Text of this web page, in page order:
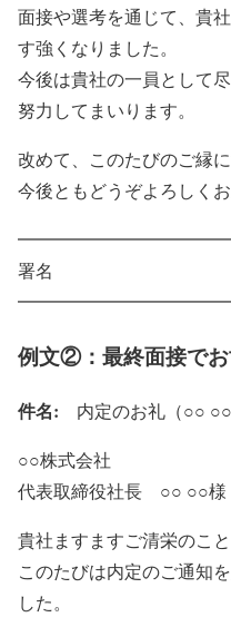
面接や選考を通じて、貴
す強くなりました。
今後は貴社の一員として
努力してまいります。
改めて、このたびのご縁
今後ともどうぞよろしくお
署名
例文②：最終面接で
件名: 内定のお礼（○○ ○○
○○株式会社
代表取締役社長 ○○ ○○様
貴社ますますご清栄のこ
このたびは内定のご通知
した。